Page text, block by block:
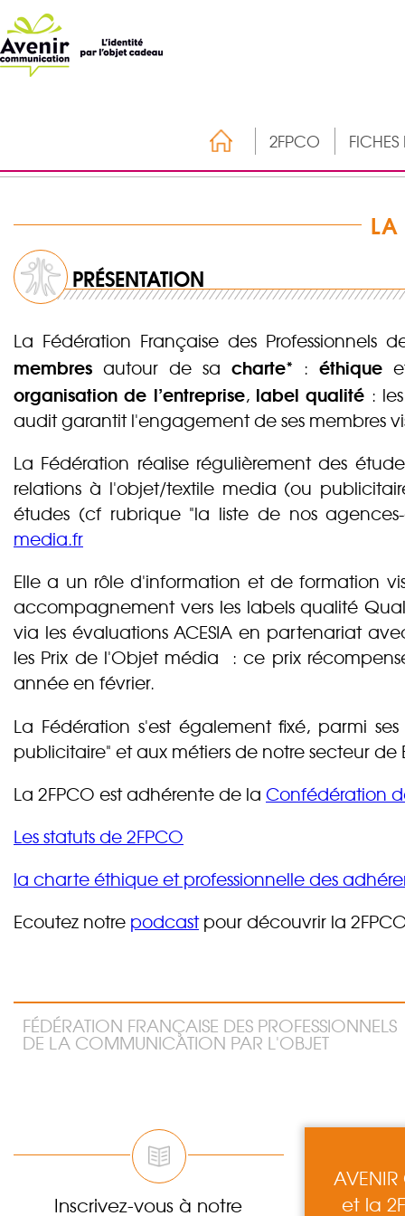
2FPCO
LA
PRÉSENTATION
La Fédération Française des
membres autour de sa charte* : éthique
organisation de l’entreprise, label qualité :
audit garantit l'engagement de ses membres
La Fédération réalise régulièrement des
relations à l'objet/textile media (ou
études (cf rubrique "la liste de nos
media.fr
Elle a un rôle d'information et de formation
accompagnement vers les labels qualité
via les évaluations ACESIA en partenariat
les Prix de l'Objet média : ce prix
année en février.
La Fédération s'est également fixé, parmi
publicitaire" et aux métiers de notre secteur de
La 2FPCO est adhérente de la Confédération
Les statuts de 2FPCO
la charte éthique et professionnelle des
Ecoutez notre podcastpour découvrir la
FÉDÉRATION FRANÇAISE DES PROFESSIONNELS
DE LA COMMUNICATION PAR L'OBJET
Inscrivez-vous à notre
et la